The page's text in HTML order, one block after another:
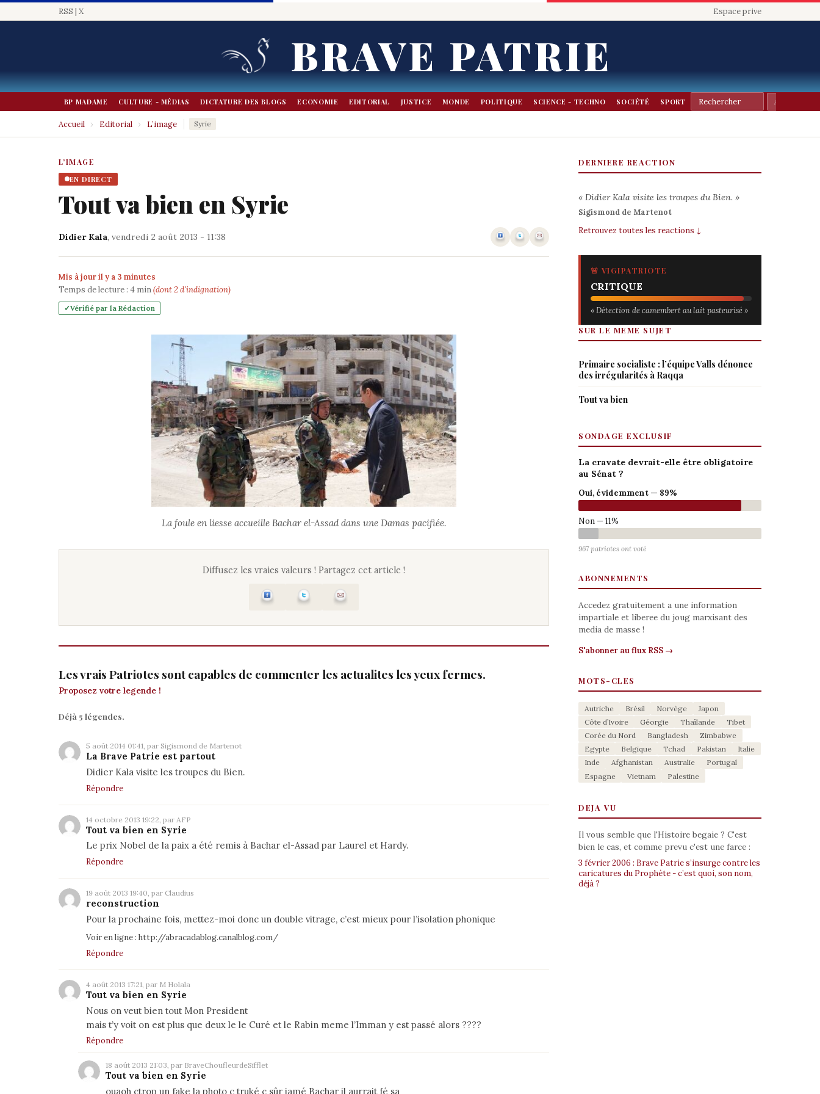
RSS | X Espace prive
BRAVE PATRIE
BP MADAME CULTURE - MÉDIAS DICTATURE DES BLOGS ECONOMIE EDITORIAL JUSTICE MONDE POLITIQUE SCIENCE - TECHNO SOCIÉTÉ SPORT
Accueil › Editorial › L’image Syrie
L’IMAGE
EN DIRECT
Tout va bien en Syrie
Didier Kala, vendredi 2 août 2013 - 11:38
Mis à jour il y a 3 minutes
Temps de lecture : 4 min(dont 2 d'indignation)
Vérifié par la Rédaction
La foule en liesse accueille Bachar el-Assad dans une Damas pacifiée.
Diffusez les vraies valeurs ! Partagez cet article !
Les vrais Patriotes sont capables de commenter les actualites les yeux fermes.
Proposez votre legende !
Déjà 5 légendes.
5 août 2014 01:41, par Sigismond de Martenot
La Brave Patrie est partout
Didier Kala visite les troupes du Bien.
Répondre
14 octobre 2013 19:22, par AFP
Tout va bien en Syrie
Le prix Nobel de la paix a été remis à Bachar el-Assad par Laurel et Hardy.
Répondre
19 août 2013 19:40, par Claudius
reconstruction
Pour la prochaine fois, mettez-moi donc un double vitrage, c’est mieux pour l’isolation phonique
Voir en ligne : http://abracadablog.canalblog.com/
Répondre
4 août 2013 17:21, par M Holala
Tout va bien en Syrie
Nous on veut bien tout Mon President
mais t’y voit on est plus que deux le le Curé et le Rabin meme l’Imman y est passé alors ????
Répondre
18 août 2013 21:03, par BraveChoufleurdeSifflet
Tout va bien en Syrie
ouaoh ctrop un fake la photo c truké c sûr jamé Bachar il aurrait fé sa
DERNIERE REACTION
« Didier Kala visite les troupes du Bien. »
Sigismond de Martenot
Retrouvez toutes les reactions ↓
🚨 VIGIPATRIOTE
CRITIQUE
« Détection de camembert au lait pasteurisé »
SUR LE MEME SUJET
Primaire socialiste : l’équipe Valls dénonce
des irrégularités à Raqqa
Tout va bien
SONDAGE EXCLUSIF
La cravate devrait-elle être obligatoire
au Sénat ?
Oui, évidemment — 89%
Non — 11%
967 patriotes ont voté
ABONNEMENTS
Accedez gratuitement a une information
impartiale et liberee du joug marxisant des
media de masse !
S'abonner au flux RSS →
MOTS-CLES
Autriche Brésil Norvège
Japon
Côte d’Ivoire
Géorgie Thaïlande
Tibet
Corée du Nord
Bangladesh
Zimbabwe
Egypte
Belgique Tchad Pakistan
Italie
Inde
Afghanistan Australie
Portugal
Espagne
Vietnam Palestine
DEJA VU
Il vous semble que l'Histoire begaie ? C'est
bien le cas, et comme prevu c'est une farce :
3 février 2006 : Brave Patrie s’insurge contre les
caricatures du Prophète - c’est quoi, son nom,
déjà ?